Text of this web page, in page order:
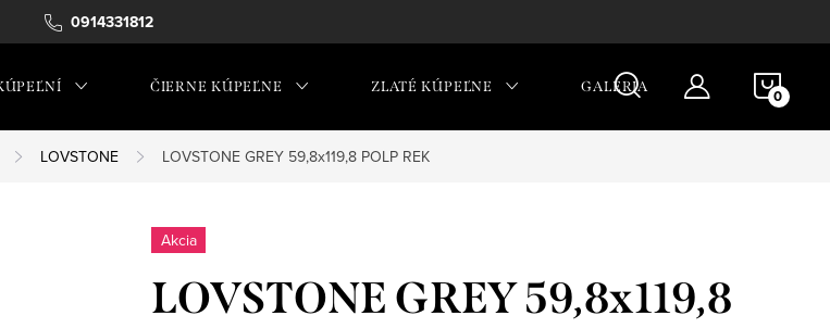
0914331812
ČIERNE KÚPEĽNE ZLATÉ KÚPEĽNE GALÉRIA
LOVSTONE LOVSTONE GREY 59,8x119,8 POLP REK
Akcia
LOVSTONE GREY 59,8x119,8